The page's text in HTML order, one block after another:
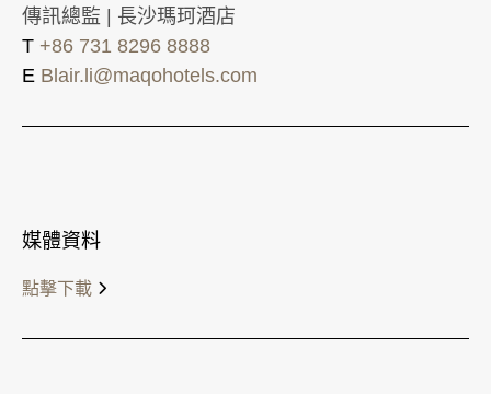
傳訊總監 | 長沙瑪珂酒店
T +86 731 8296 8888
E Blair.li@maqohotels.com
媒體資料
點擊下載